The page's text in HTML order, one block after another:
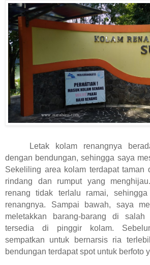
Letak kolam renangnya
dengan bendungan, sehingga saya
Sekeliling area kolam terdapat taman
rindang dan rumput yang
renang tidak terlalu ramai,
renangnya. Sampai bawah, saya
meletakkan barang-barang di
tersedia di pinggir kolam.
sempatkan untuk bernarsis ria
bendungan terdapat spot untuk berfoto